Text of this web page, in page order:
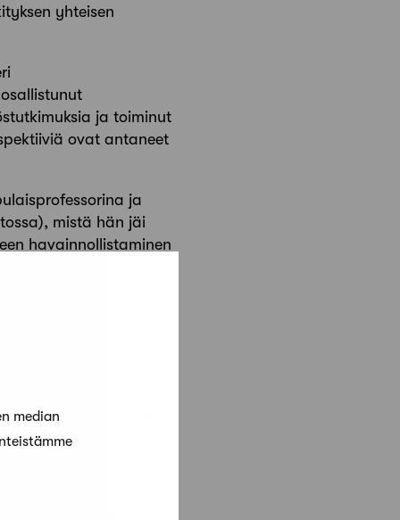
median
yhteisen
ja toiminut
ovat antaneet
ja
mistä hän jäi
havainnollistaminen
ymmärtämään
esitti
mitoituksen ja
että kautta Suomen